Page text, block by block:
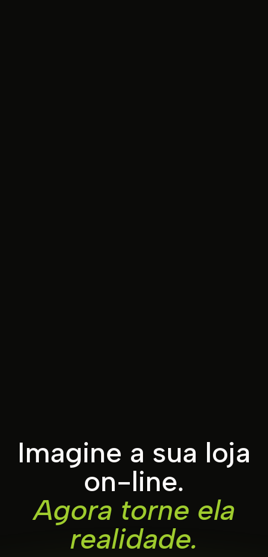
Imagine a sua loja
on-line.
Agora torne ela
realidade.